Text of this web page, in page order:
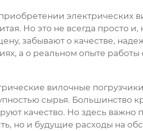
электрических
Но это не всегда просто
забывают о качестве,
а о реальном опыте
вилочные
сырья. Большинство
качество. Но здесь важно
но и будущие расходы на